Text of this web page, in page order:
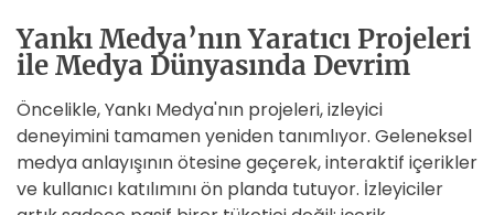
Yankı Medya’nın Yaratıcı Projeleri
ile Medya Dünyasında Devrim
Öncelikle, Yankı Medya'nın projeleri, izleyici
deneyimini tamamen yeniden tanımlıyor. Geleneksel
medya anlayışının ötesine geçerek, interaktif içerikler
ve kullanıcı katılımını ön planda tutuyor. İzleyiciler